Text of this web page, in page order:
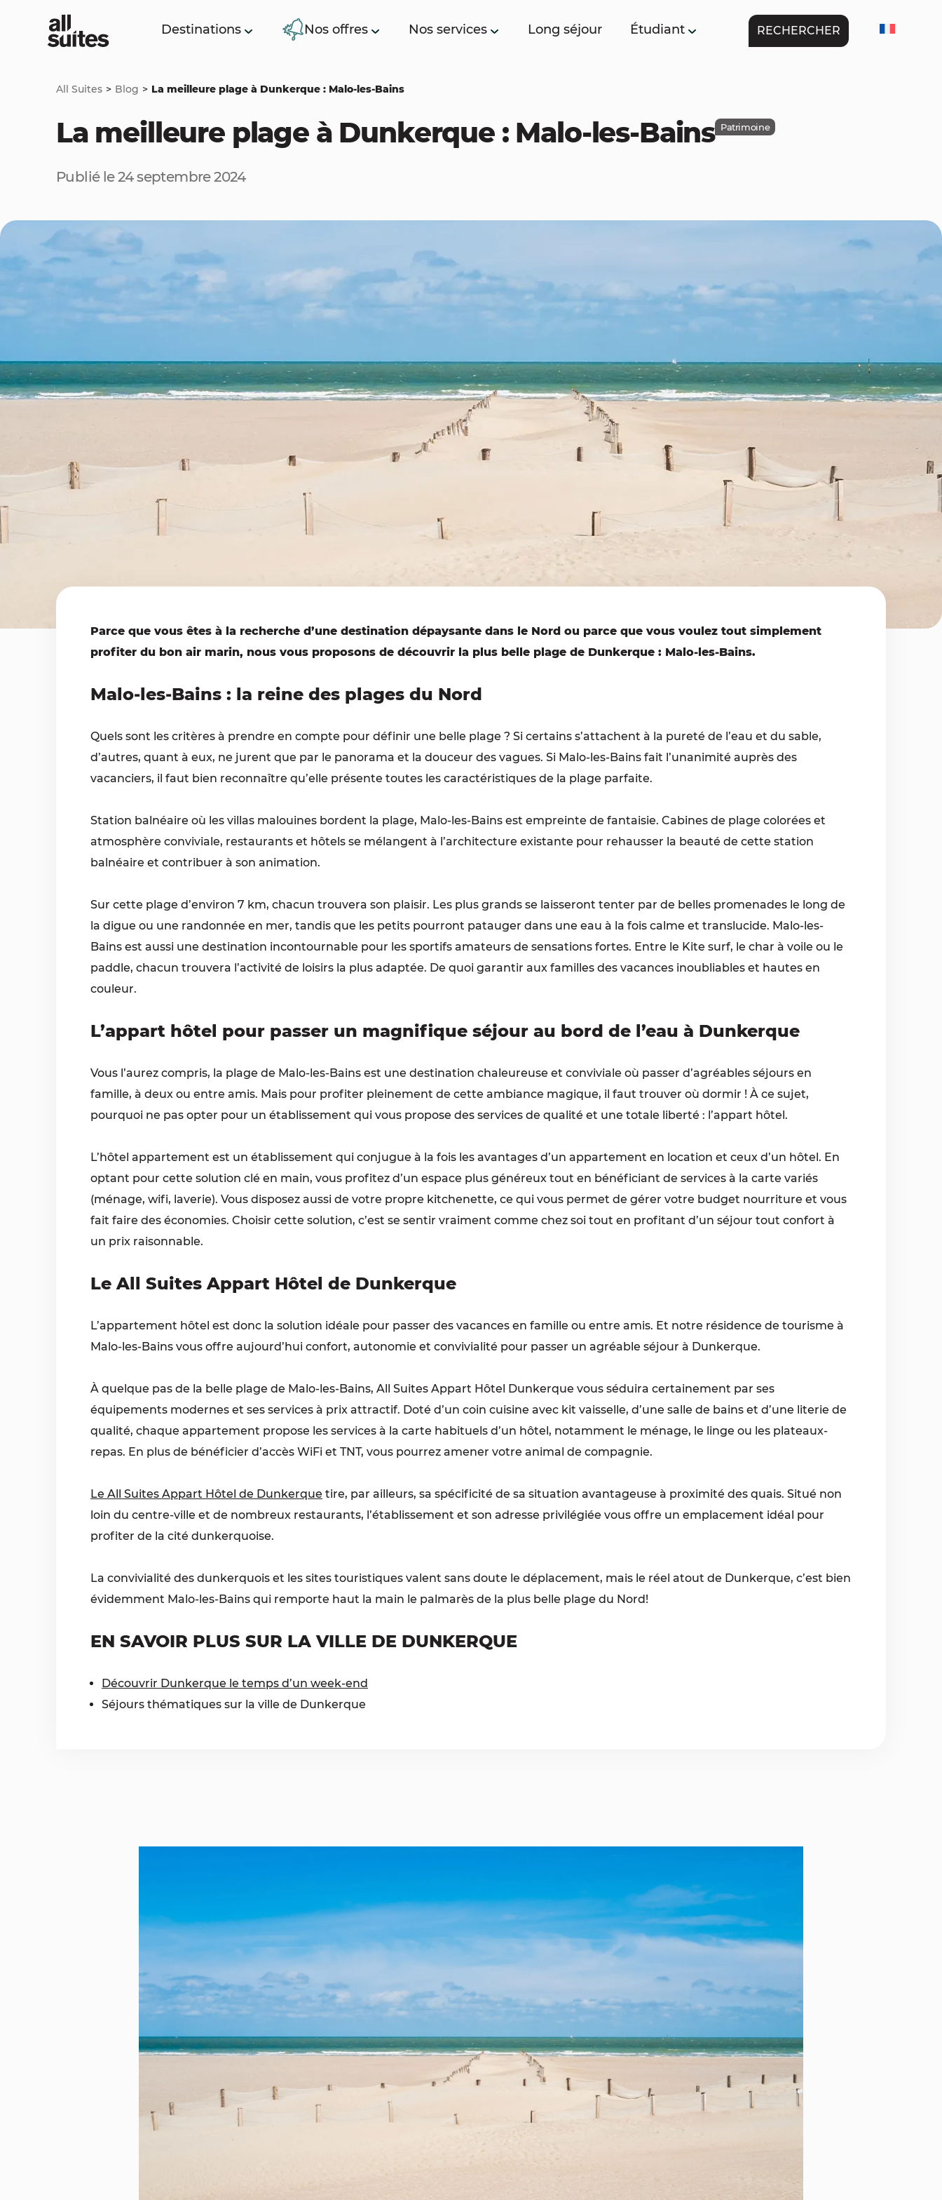
Destinations Nos offres Nos services Long séjour Étudiant RECHERCHER
All Suites Blog La meilleure plage à Dunkerque : Malo-les-Bains
La meilleure plage à Dunkerque : Malo-les-Bains Patrimoine
Publié le 24 septembre 2024
Parce que vous êtes à la recherche d’une destination dépaysante dans le Nord ou parce que vous voulez tout simplement
profiter du bon air marin, nous vous proposons de découvrir la plus belle plage de Dunkerque : Malo-les-Bains.
Malo-les-Bains : la reine des plages du Nord
Quels sont les critères à prendre en compte pour définir une belle plage ? Si certains s’attachent à la pureté de l’eau et du sable,
d’autres, quant à eux, ne jurent que par le panorama et la douceur des vagues. Si Malo-les-Bains fait l’unanimité auprès des
vacanciers, il faut bien reconnaître qu’elle présente toutes les caractéristiques de la plage parfaite.
Station balnéaire où les villas malouines bordent la plage, Malo-les-Bains est empreinte de fantaisie. Cabines de plage colorées et
atmosphère conviviale, restaurants et hôtels se mélangent à l’architecture existante pour rehausser la beauté de cette station
balnéaire et contribuer à son animation.
Sur cette plage d’environ 7 km, chacun trouvera son plaisir. Les plus grands se laisseront tenter par de belles promenades le long de
la digue ou une randonnée en mer, tandis que les petits pourront patauger dans une eau à la fois calme et translucide. Malo-les-
Bains est aussi une destination incontournable pour les sportifs amateurs de sensations fortes. Entre le Kite surf, le char à voile ou le
paddle, chacun trouvera l’activité de loisirs la plus adaptée. De quoi garantir aux familles des vacances inoubliables et hautes en
couleur.
L’appart hôtel pour passer un magnifique séjour au bord de l’eau à Dunkerque
Vous l’aurez compris, la plage de Malo-les-Bains est une destination chaleureuse et conviviale où passer d’agréables séjours en
famille, à deux ou entre amis. Mais pour profiter pleinement de cette ambiance magique, il faut trouver où dormir ! À ce sujet,
pourquoi ne pas opter pour un établissement qui vous propose des services de qualité et une totale liberté : l’appart hôtel.
L’hôtel appartement est un établissement qui conjugue à la fois les avantages d’un appartement en location et ceux d’un hôtel. En
optant pour cette solution clé en main, vous profitez d’un espace plus généreux tout en bénéficiant de services à la carte variés
(ménage, wifi, laverie). Vous disposez aussi de votre propre kitchenette, ce qui vous permet de gérer votre budget nourriture et vous
fait faire des économies. Choisir cette solution, c’est se sentir vraiment comme chez soi tout en profitant d’un séjour tout confort à
un prix raisonnable.
Le All Suites Appart Hôtel de Dunkerque
L’appartement hôtel est donc la solution idéale pour passer des vacances en famille ou entre amis. Et notre résidence de tourisme à
Malo-les-Bains vous offre aujourd’hui confort, autonomie et convivialité pour passer un agréable séjour à Dunkerque.
À quelque pas de la belle plage de Malo-les-Bains, All Suites Appart Hôtel Dunkerque vous séduira certainement par ses
équipements modernes et ses services à prix attractif. Doté d’un coin cuisine avec kit vaisselle, d’une salle de bains et d’une literie de
qualité, chaque appartement propose les services à la carte habituels d’un hôtel, notamment le ménage, le linge ou les plateaux-
repas. En plus de bénéficier d’accès WiFi et TNT, vous pourrez amener votre animal de compagnie.
Le All Suites Appart Hôtel de Dunkerque tire, par ailleurs, sa spécificité de sa situation avantageuse à proximité des quais. Situé non
loin du centre-ville et de nombreux restaurants, l’établissement et son adresse privilégiée vous offre un emplacement idéal pour
profiter de la cité dunkerquoise.
La convivialité des dunkerquois et les sites touristiques valent sans doute le déplacement, mais le réel atout de Dunkerque, c’est bien
évidemment Malo-les-Bains qui remporte haut la main le palmarès de la plus belle plage du Nord!
EN SAVOIR PLUS SUR LA VILLE DE DUNKERQUE
Découvrir Dunkerque le temps d’un week-end
Séjours thématiques sur la ville de Dunkerque